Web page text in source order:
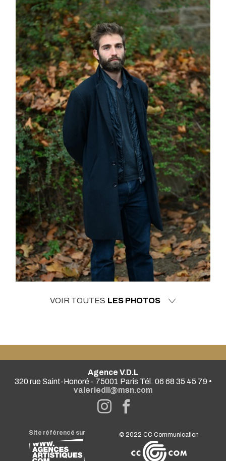
VOIR TOUTES LES PHOTOS
Agence V.D.L
320 rue Saint-Honoré - 75001 Paris Tél. 06 68 35 45 79 •
valeriedll@msn.com
Site référencé sur © 2022CC Communication